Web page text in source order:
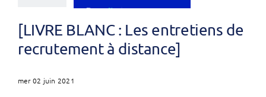
[LIVRE BLANC : Les entretiens de
recrutement à distance]
mer 02 juin 2021